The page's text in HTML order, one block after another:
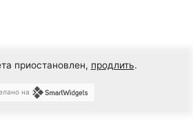
приостановлен, продлить.
на